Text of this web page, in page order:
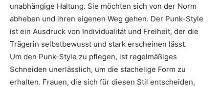
unabhängige Haltung. Sie möchten sich von der Norm
abheben und ihren eigenen Weg gehen. Der Punk-Style
ist ein Ausdruck von Individualität und Freiheit, der die
Trägerin selbstbewusst und stark erscheinen lässt.
Um den Punk-Style zu pflegen, ist regelmäßiges
Schneiden unerlässlich, um die stachelige Form zu
erhalten. Frauen, die sich für diesen Stil entscheiden,